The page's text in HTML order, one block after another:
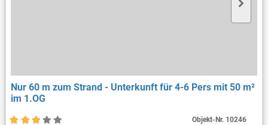
Nur 60 m zum Strand - Unterkunft für 4-6 Pers mit 50 m²
im 1.OG
Objekt-Nr. 10246